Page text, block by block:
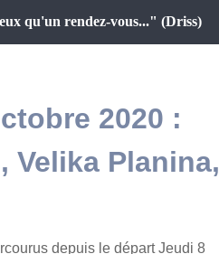
qu'un rendez-vous..." (Driss)
2020 :
Velika Planina,
depuis le départ Jeudi 8